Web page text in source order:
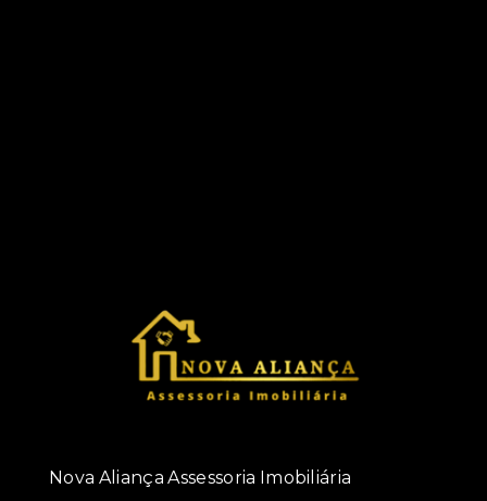
Nova Aliança Assessoria Imobiliária